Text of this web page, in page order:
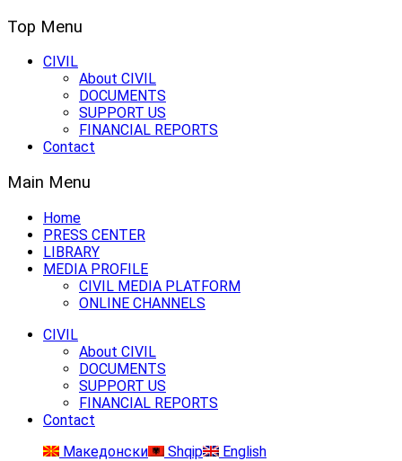
Top Menu
CIVIL
About CIVIL
DOCUMENTS
SUPPORT US
FINANCIAL REPORTS
Contact
Main Menu
Home
PRESS CENTER
LIBRARY
MEDIA PROFILE
CIVIL MEDIA PLATFORM
ONLINE CHANNELS
CIVIL
About CIVIL
DOCUMENTS
SUPPORT US
FINANCIAL REPORTS
Contact
Македонски
Shqip English